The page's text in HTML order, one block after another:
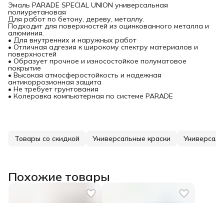
Эмаль PARADE SPECIAL UNION универсальная
полиуретановая
Для работ по бетону, дереву, металлу.
Подходит для поверхностей из оцинкованного металла и
алюминия.
• Для внутренних и наружных работ
• Отличная адгезия к широкому спектру материалов и
поверхностей
• Образует прочное и износостойкое полуматовое
покрытие
• Высокая атмосферостойкость и надежная
антикоррозионная защита
• Не требует грунтования
• Колеровка компьютерная по системе PARADE
Товары со скидкой Универсальные краски
Похожие товары